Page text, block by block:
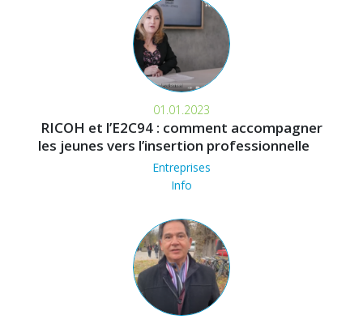
01.01.2023
RICOH et l’E2C94 : comment accompagner
les jeunes vers l’insertion professionnelle
Entreprises
Info